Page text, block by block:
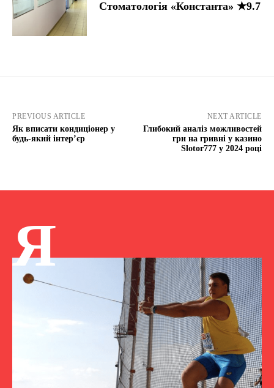
Стоматологія «Константа» ★9.7
PREVIOUS ARTICLE
Як вписати кондиціонер у
будь-який інтер’єр
NEXT ARTICLE
Глибокий аналіз можливостей
гри на гривні у казино
Slotor777 у 2024 році
Я